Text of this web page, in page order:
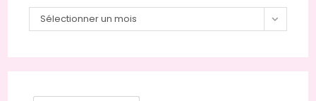
Archives
Sélectionner un mois